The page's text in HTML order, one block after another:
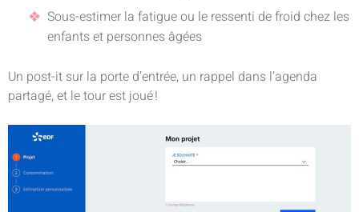
Sous-estimer la fatigue ou le ressenti de froid chez les
enfants et personnes âgées
Un post-it sur la porte d’entrée, un rappel dans l’agenda
partagé, et le tour est joué !